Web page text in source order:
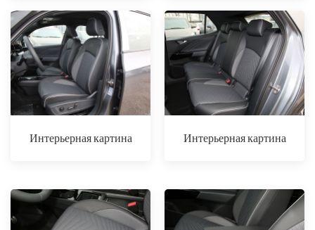
Интерьерная картина Интерьерная картина